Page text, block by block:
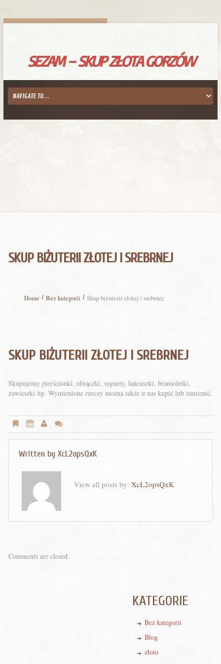
SEZAM – SKUP ZŁOTA GORZÓW
SKUP BIŻUTERII ZŁOTEJ I SREBRNEJ
Home Bez kategorii Skup biżuterii złotej i srebrnej
SKUP BIŻUTERII ZŁOTEJ I SREBRNEJ
Skupujemy pierścionki, obrączki, sygnety, łańcuszki, bransoletki,
zawieszki itp. Wymienione rzeczy można także u nas kupić lub zamienić.
Written by XcL2opsQxK
View all posts by: XcL2opsQxK
Comments are closed.
KATEGORIE
Bez kategorii
Blog
złoto